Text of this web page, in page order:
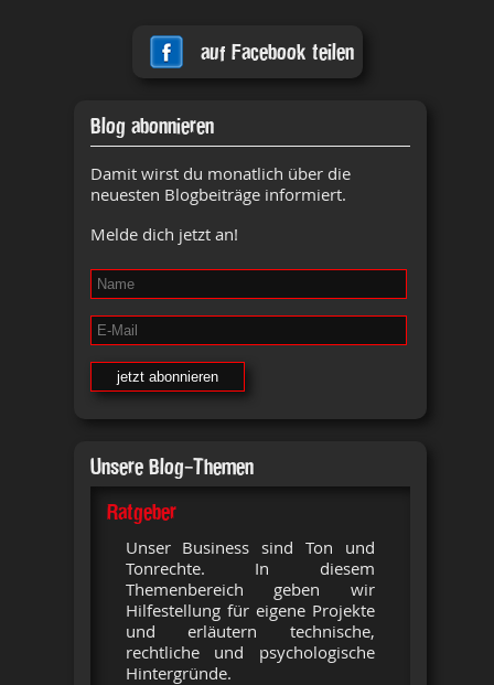
auf Facebook teilen
Blog abonnieren
Damit wirst du monatlich über die
neuesten Blogbeiträge informiert.
Melde dich jetzt an!
Unsere Blog-Themen
Ratgeber
Unser Business sind Ton und
Tonrechte. In diesem
Themenbereich geben wir
Hilfestellung für eigene Projekte
und erläutern technische,
rechtliche und psychologische
Hintergründe.